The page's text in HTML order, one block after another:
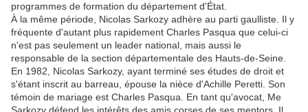
programmes de formation du département d'État.
À la même période, Nicolas Sarkozy adhère au parti gaulliste. Il y
fréquente d'autant plus rapidement Charles Pasqua que celui-ci
n'est pas seulement un leader national, mais aussi le
responsable de la section départementale des Hauts-de-Seine.
En 1982, Nicolas Sarkozy, ayant terminé ses études de droit et
s'étant inscrit au barreau, épouse la nièce d'Achille Peretti. Son
témoin de mariage est Charles Pasqua. En tant qu'avocat, Me